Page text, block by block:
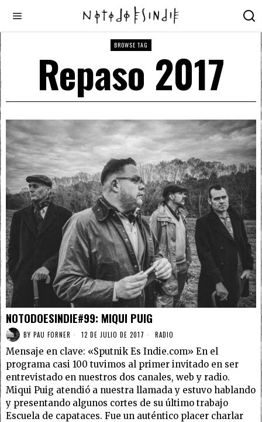
BROWSE TAG
Repaso 2017
NOTODOESINDIE#99: MIQUI PUIG
BY PAU FORNER 12 DE JULIO DE 2017 RADIO
Mensaje en clave: «Sputnik Es Indie.com» En el
programa casi 100 tuvimos al primer invitado en ser
entrevistado en nuestros dos canales, web y radio.
Miqui Puig atendió a nuestra llamada y estuvo hablando
y presentando algunos cortes de su último trabajo
Escuela de capataces. Fue un auténtico placer charlar